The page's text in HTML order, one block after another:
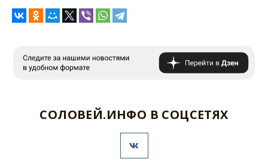
СОЛОВЕЙ.ИНФО В СОЦСЕТЯХ